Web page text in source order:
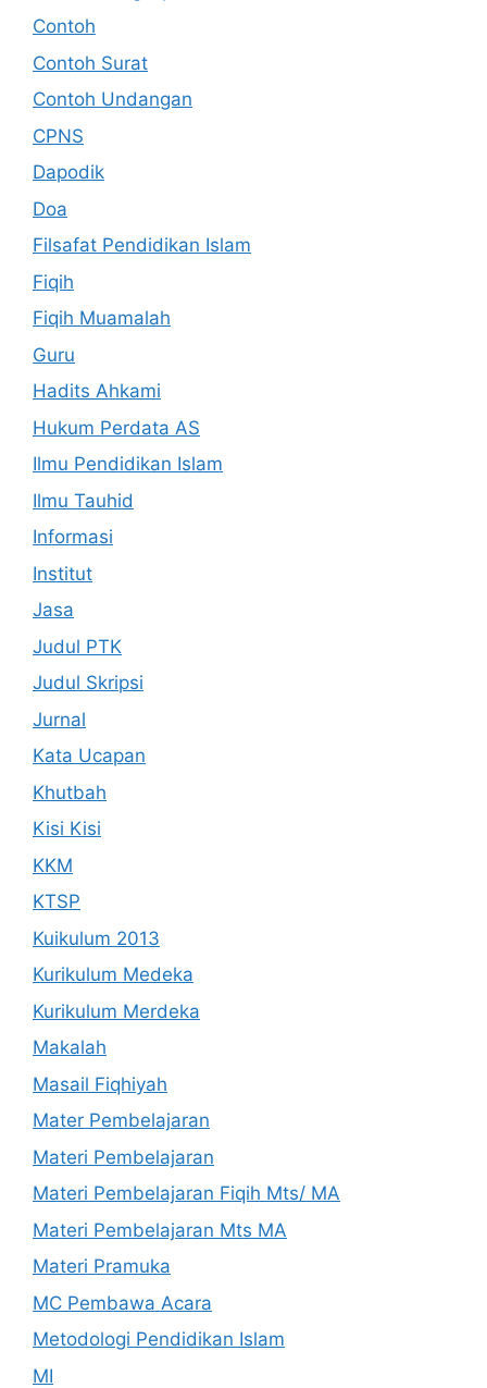
Contoh
Contoh Surat
Contoh Undangan
CPNS
Dapodik
Doa
Filsafat Pendidikan Islam
Fiqih
Fiqih Muamalah
Guru
Hadits Ahkami
Hukum Perdata AS
Ilmu Pendidikan Islam
Ilmu Tauhid
Informasi
Institut
Jasa
Judul PTK
Judul Skripsi
Jurnal
Kata Ucapan
Khutbah
Kisi Kisi
KKM
KTSP
Kuikulum 2013
Kurikulum Medeka
Kurikulum Merdeka
Makalah
Masail Fiqhiyah
Mater Pembelajaran
Materi Pembelajaran
Materi Pembelajaran Fiqih Mts/ MA
Materi Pembelajaran Mts MA
Materi Pramuka
MC Pembawa Acara
Metodologi Pendidikan Islam
MI